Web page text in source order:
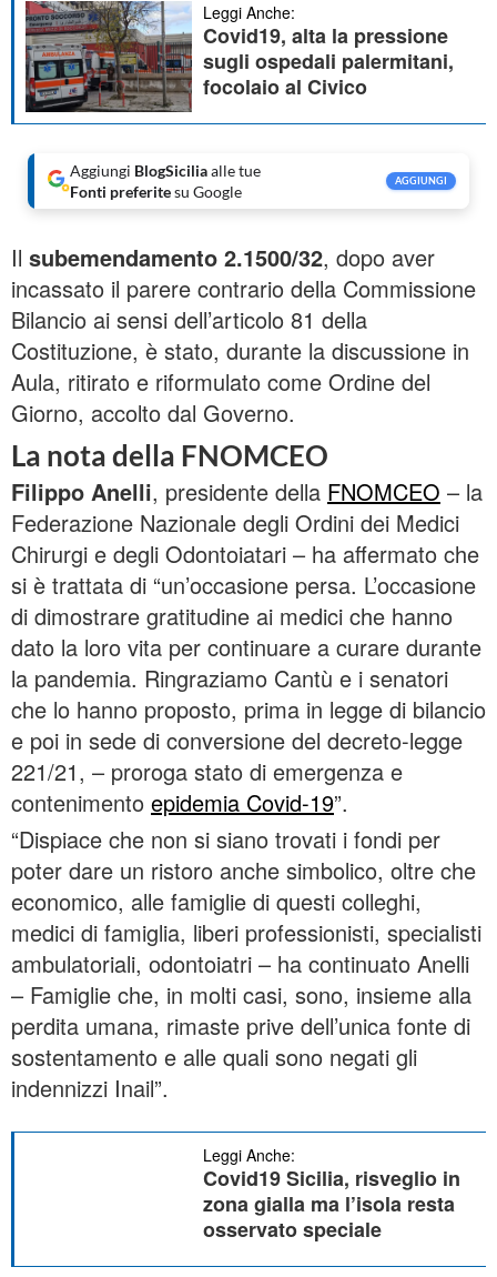
Leggi Anche:
Covid19, alta la pressione
sugli ospedali palermitani,
focolaio al Civico
Aggiungi BlogSiciliaalle tue
Fonti preferitesu Google
AGGIUNGI
Il subemendamento 2.1500/32, dopo aver
incassato il parere contrario della Commissione
Bilancio ai sensi dell’articolo 81 della
Costituzione, è stato, durante la discussione in
Aula, ritirato e riformulato come Ordine del
Giorno, accolto dal Governo.
La nota della FNOMCEO
Filippo Anelli, presidente della FNOMCEO – la
Federazione Nazionale degli Ordini dei Medici
Chirurgi e degli Odontoiatari – ha affermato che
si è trattata di “un’occasione persa. L’occasione
di dimostrare gratitudine ai medici che hanno
dato la loro vita per continuare a curare durante
la pandemia. Ringraziamo Cantù e i senatori
che lo hanno proposto, prima in legge di bilancio
e poi in sede di conversione del decreto-legge
221/21, – proroga stato di emergenza e
contenimento epidemia Covid-19”.
“Dispiace che non si siano trovati i fondi per
poter dare un ristoro anche simbolico, oltre che
economico, alle famiglie di questi colleghi,
medici di famiglia, liberi professionisti, specialisti
ambulatoriali, odontoiatri – ha continuato Anelli
– Famiglie che, in molti casi, sono, insieme alla
perdita umana, rimaste prive dell’unica fonte di
sostentamento e alle quali sono negati gli
indennizzi Inail”.
Leggi Anche:
Covid19 Sicilia, risveglio in
zona gialla ma l’isola resta
osservato speciale